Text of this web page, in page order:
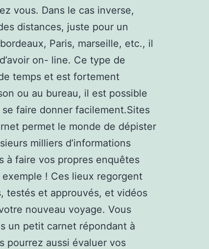
vous. Dans le cas inverse,
distances, juste pour un
Paris, marseille, etc., il
on- line. Ce type de
temps et est fortement
ou au bureau, il est possible
faire donner facilement.Sites
permet le monde de dépister
milliers d’informations
à faire vos propres enquêtes
! Ces lieux regorgent
testés et approuvés, et vidéos
nouveau voyage. Vous
un petit carnet répondant à
pourrez aussi évaluer vos